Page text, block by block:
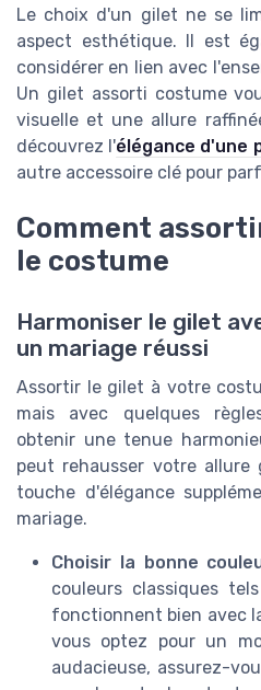
Le choix d'un gilet ne se
aspect esthétique. Il est
considérer en lien avec
Un gilet assorti costume
visuelle et une allure
découvrez l'élégance d'une
autre accessoire clé pour
Comment
le costume
Harmoniser le gilet
un mariage réussi
Assortir le gilet à votre
mais avec quelques
obtenir une tenue
peut rehausser votre allure
touche d'élégance
mariage.
Choisir la bonne
couleurs classiques
fonctionnent bien avec
vous optez pour un
audacieuse, assurez-